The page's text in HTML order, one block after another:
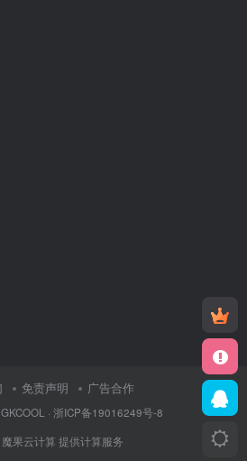
免责声明 广告合作
GKCOOL · 浙ICP备19016249号-8
魔果云计算 提供计算服务